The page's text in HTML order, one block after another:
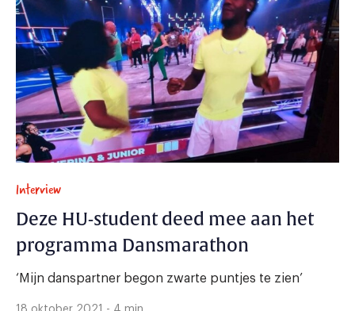
Interview
Deze HU-student deed mee aan het
programma Dansmarathon
‘Mijn danspartner begon zwarte puntjes te zien’